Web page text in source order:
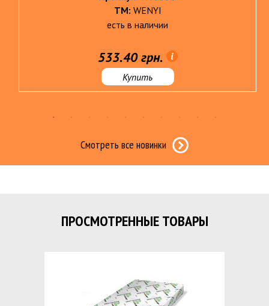
ТМ: WENYI
есть в наличии
533.40 грн.
Купить
Смотреть все новинки
ПРОСМОТРЕННЫЕ ТОВАРЫ